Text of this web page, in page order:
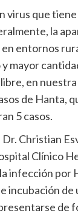
virus que
la
entornos
mayor
en
de Hanta,
5 casos.
Christian
Clínico
infección por
incubación de
de